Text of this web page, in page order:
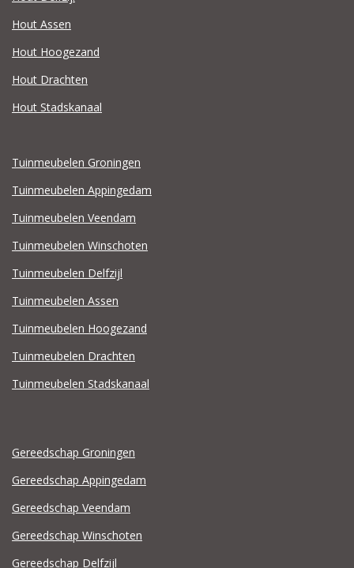
Hout Assen
Hout Hoogezand
Hout Drachten
Hout Stadskanaal
Tuinmeubelen Groningen
Tuinmeubelen Appingedam
Tuinmeubelen Veendam
Tuinmeubelen Winschoten
Tuinmeubelen Delfzijl
Tuinmeubelen Assen
Tuinmeubelen Hoogezand
Tuinmeubelen Drachten
Tuinmeubelen Stadskanaal
Gereedschap Groningen
Gereedschap Appingedam
Gereedschap Veendam
Gereedschap Winschoten
Gereedschap Delfzijl